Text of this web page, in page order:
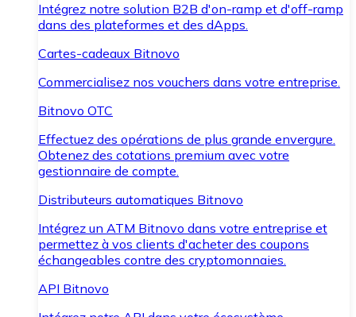
Intégrez notre solution B2B d'on-ramp et d'off-ramp
dans des plateformes et des dApps.
Cartes-cadeaux Bitnovo
Commercialisez nos vouchers dans votre entreprise.
Bitnovo OTC
Effectuez des opérations de plus grande envergure.
Obtenez des cotations premium avec votre
gestionnaire de compte.
Distributeurs automatiques Bitnovo
Intégrez un ATM Bitnovo dans votre entreprise et
permettez à vos clients d'acheter des coupons
échangeables contre des cryptomonnaies.
API Bitnovo